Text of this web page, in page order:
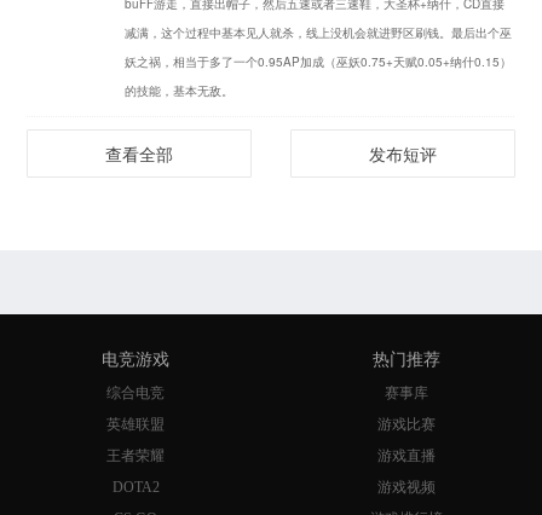
buFF游走，直接出帽子，然后五速或者三速鞋，大圣杯+纳什，CD直接
减满，这个过程中基本见人就杀，线上没机会就进野区刷钱。最后出个巫
妖之祸，相当于多了一个0.95AP加成（巫妖0.75+天赋0.05+纳什0.15）
的技能，基本无敌。
发布短评
查看全部
电竞游戏
综合电竞
英雄联盟
王者荣耀
DOTA2
热门推荐
赛事库
游戏比赛
游戏直播
游戏视频